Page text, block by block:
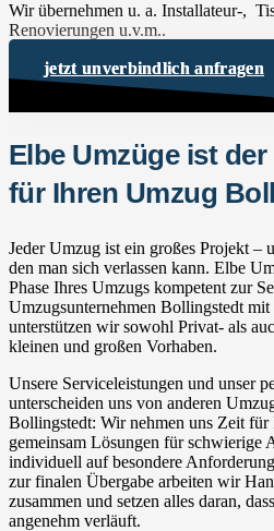
Wir übernehmen u. a. Installateur-,
Renovierungen u.v.m..
jetzt unverbindlich anfragen
Elbe Umzüge ist
für Ihren Umzug
Jeder Umzug ist ein großes Projekt –
den man sich verlassen kann. Elbe
Phase Ihres Umzugs kompetent zur
Umzugsunternehmen Bollingstedt
unterstützen wir sowohl Privat- als
kleinen und großen Vorhaben.
Unsere Serviceleistungen und unser
unterscheiden uns von anderen
Bollingstedt: Wir nehmen uns Zeit für
gemeinsam Lösungen für schwierige
individuell auf besondere
zur finalen Übergabe arbeiten wir
zusammen und setzen alles daran,
angenehm verläuft.